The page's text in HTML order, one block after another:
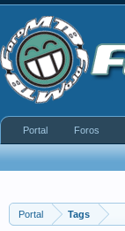
Portal Tags
Portal Foros